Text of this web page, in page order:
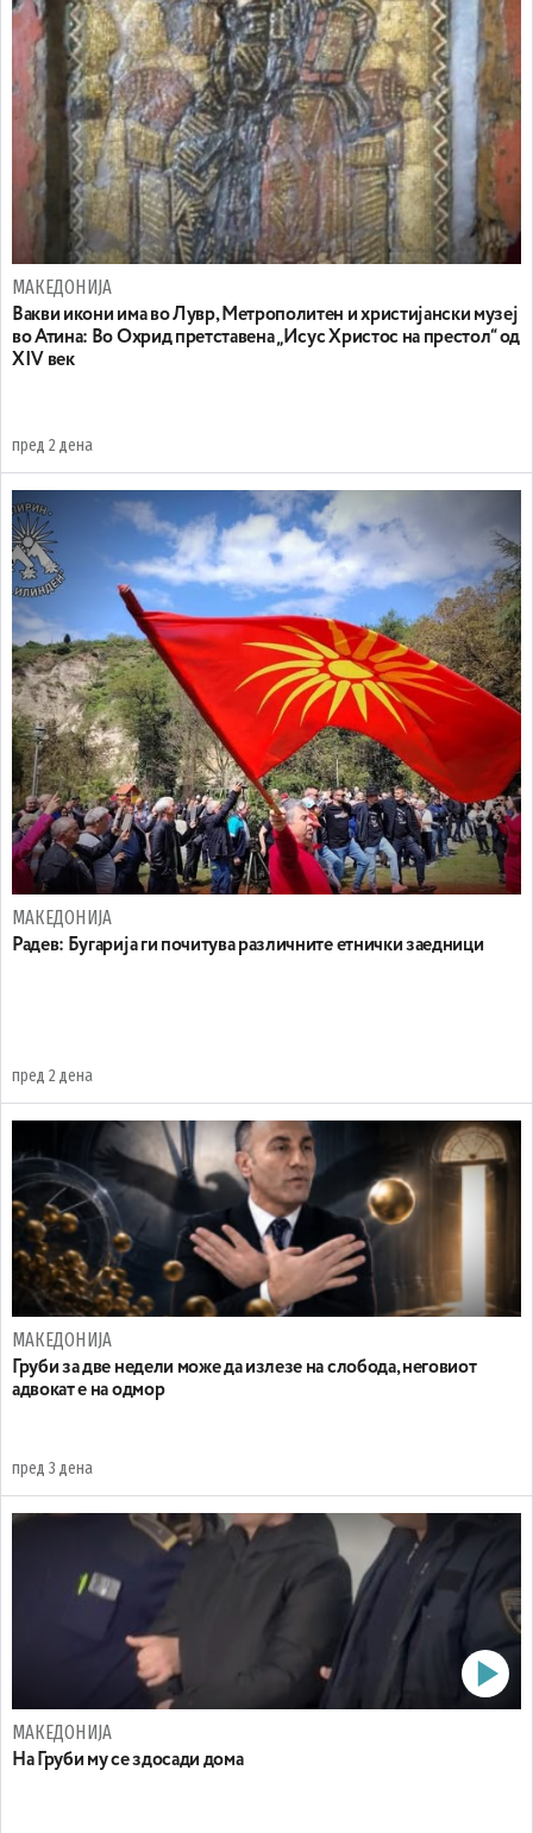
МАКЕДОНИЈА
Вакви икони има во Лувр, Метрополитен и христијански музеј
во Атина: Во Охрид претставена „Исус Христос на престол“ од
XIV век
пред 2 дена
МАКЕДОНИЈА
Радев: Бугарија ги почитува различните етнички заедници
пред 2 дена
МАКЕДОНИЈА
Груби за две недели може да излезе на слобода, неговиот
адвокат е на одмор
пред 3 дена
МАКЕДОНИЈА
На Груби му се здосади дома